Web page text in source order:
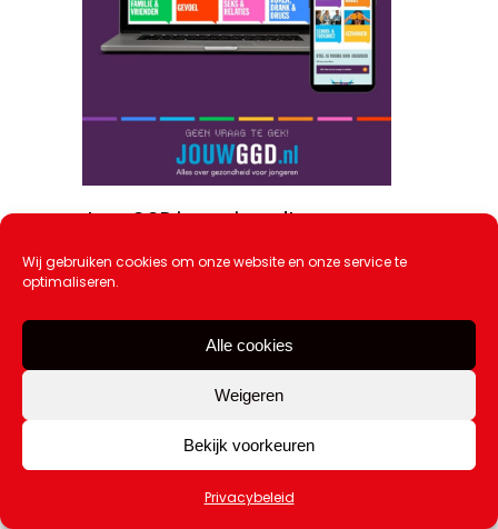
Wij gebruiken cookies om onze website en onze service te
optimaliseren.
Alle cookies
Weigeren
Bekijk voorkeuren
Privacybeleid
JouwGGD is vernieuwd!